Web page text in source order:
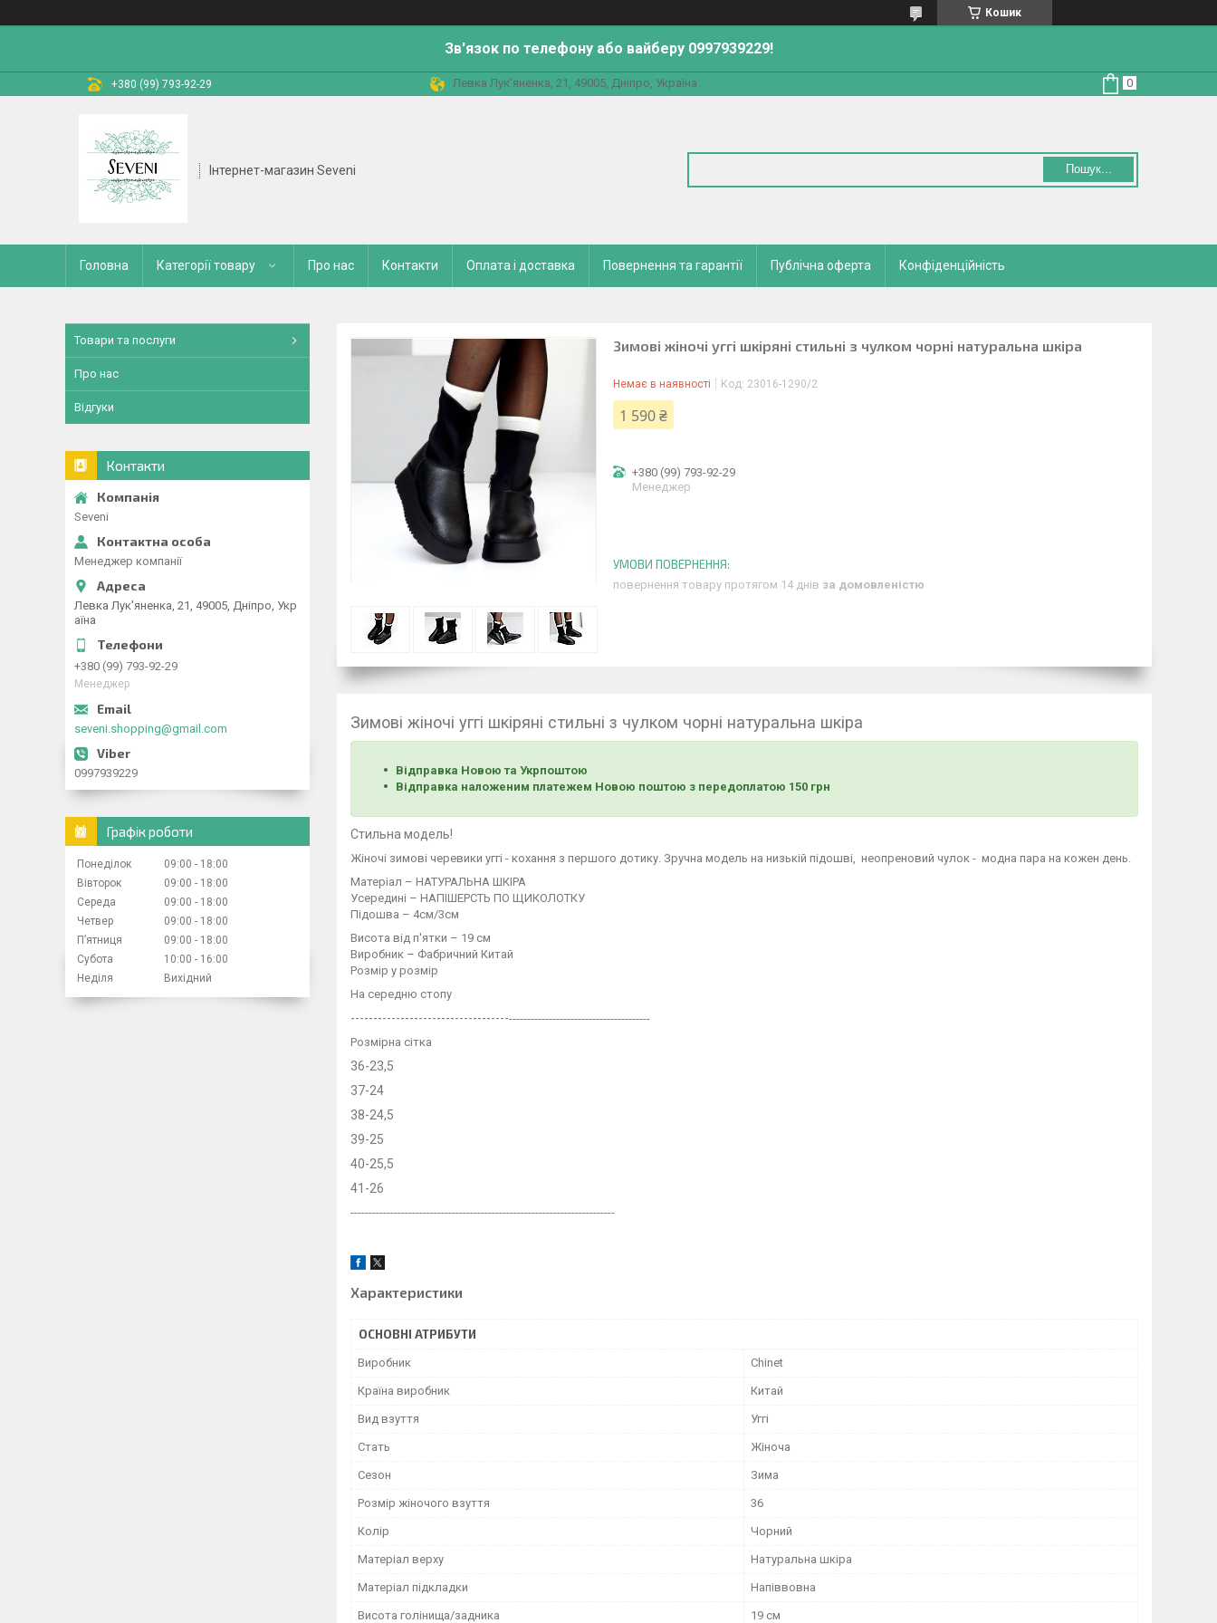
Кошик
Зв'язок по телефону або вайберу 0997939229!
+380 (99) 793-92-29 Левка Лук'яненка, 21, 49005, Дніпро, Україна
Інтернет-магазин Seveni Пошук...
Головна Категорії товару Про нас Контакти Оплата і доставка Повернення та гарантії Публічна оферта Конфіденційність
Зимові жіночі уггі шкіряні стильні з чулком чорні натуральна шкіра
Немає в наявності Код: 23016-1290/2
1 590 ₴
+380 (99) 793-92-29
Менеджер
повернення товару протягом 14 днів за домовленістю
Зимові жіночі уггі шкіряні стильні з чулком чорні натуральна шкіра
Відправка Новою та Укрпоштою
Відправка наложеним платежем Новою поштою з передоплатою 150 грн
Стильна модель!
Жіночі зимові черевики уггі - кохання з першого дотику. Зручна модель на низькій підошві, неопреновий чулок - модна пара на кожен день.
Матеріал – НАТУРАЛЬНА ШКІРА
Усередині – НАПІШЕРСТЬ ПО ЩИКОЛОТКУ
Підошва – 4см/3см
Висота від п'ятки – 19 см
Виробник – Фабричний Китай
Розмір у розмір
На середню стопу
--------------------------------------------------------------------------
Розмірна сітка
36-23,5
37-24
38-24,5
39-25
40-25,5
41-26
-------------------------------------------------------------------------
Характеристики
ОСНОВНІ АТРИБУТИ
Виробник Chinet
Країна виробник Китай
Вид взуття Уггі
Стать Жіноча
Сезон Зима
Розмір жіночого взуття 36
Колір Чорний
Матеріал верху Натуральна шкіра
Матеріал підкладки Напіввовна
Висота голінища/задника 19 см
Товари та послуги
Про нас
Відгуки
Контакти
Seveni
Менеджер компанії
Левка Лук'яненка, 21, 49005, Дніпро, Укр
аїна
+380 (99) 793-92-29
Менеджер
seveni.shopping@gmail.com
0997939229
Графік роботи
Понеділок 09:00
18:00
Вівторок
09:00
18:00
Середа
09:00
18:00
Четвер
09:00
18:00
Пʼятниця
09:00
18:00
Субота
10:00
16:00
Неділя
Вихідний